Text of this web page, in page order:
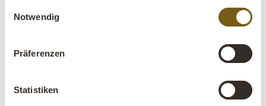
haben.
Notwendig
Präferenzen
Statistiken